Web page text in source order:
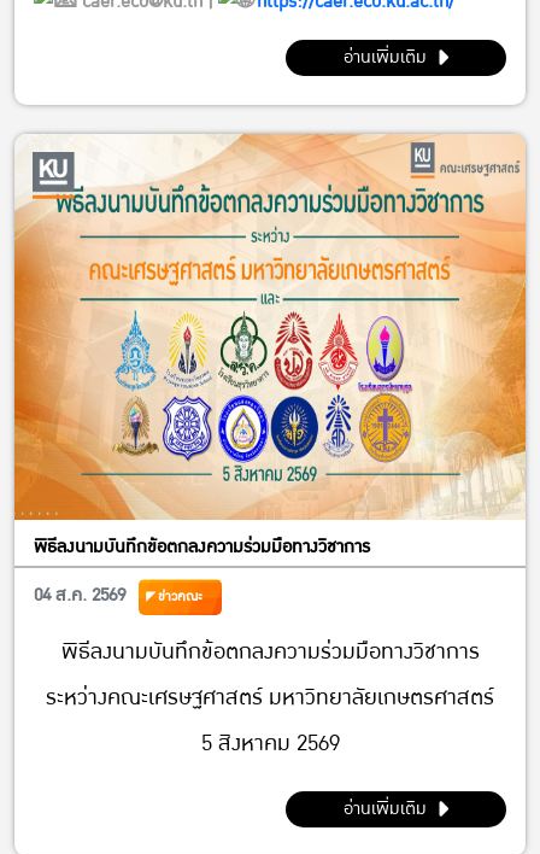
อ่านเพิ่มเติม
พิธีลงนามบันทึกข้อตกลงความร่วมมือทางวิชาการ
04 ส.ค. 2569
ข่าวคณะ
พิธีลงนามบันทึกข้อตกลงความร่วมมือทางวิชาการ
ระหว่างคณะเศรษฐศาสตร์ มหาวิทยาลัยเกษตรศาสตร์
5 สิงหาคม 2569
อ่านเพิ่มเติม